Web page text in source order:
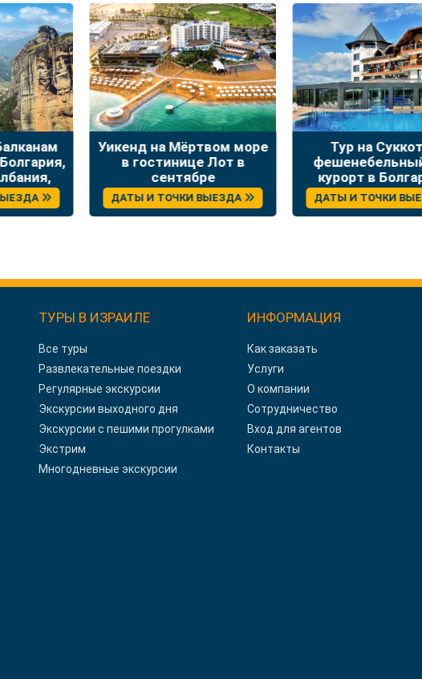
море
Лот в
Тур на Суккот на
фешенебельный спа-
курорт в Болгарии с
отдыхом и экскурсиями
ДАТЫ И ТОЧКИ ВЫЕЗДА
Тур золотая
Суккот в
Бухарест и
Брашов
ДАТЫ И ТОЧКИ
ТУРЫ В ИЗРАИЛЕ
Все туры
Развлекательные поездки
Регулярные экскурсии
Экскурсии выходного дня
Экскурсии с пешими прогулками
Экстрим
Многодневные экскурсии
ИНФОРМАЦИЯ
Как заказать
Услуги
О компании
Сотрудничество
Вход для агентов
Контакты